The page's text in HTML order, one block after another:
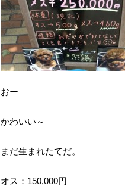
おー
かわいい～
まだ生まれたてだ。
オス：150,000円